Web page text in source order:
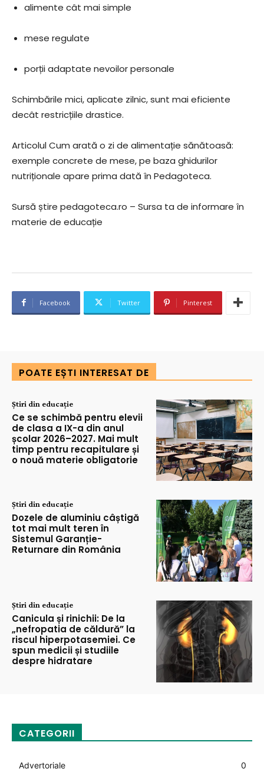
alimente cât mai simple
mese regulate
porții adaptate nevoilor personale
Schimbările mici, aplicate zilnic, sunt mai eficiente
decât restricțiile drastice.
Articolul Cum arată o zi de alimentație sănătoasă:
exemple concrete de mese, pe baza ghidurilor
nutriționale apare prima dată în Pedagoteca.
Sursă știre pedagoteca.ro – Sursa ta de informare în
materie de educație
Facebook Twitter Pinterest
POATE EȘTI INTERESAT DE
Știri din educație
Ce se schimbă pentru elevii
de clasa a IX-a din anul
școlar 2026–2027. Mai mult
timp pentru recapitulare și
o nouă materie obligatorie
Știri din educație
Dozele de aluminiu câștigă
tot mai mult teren în
Sistemul Garanție-
Returnare din România
Știri din educație
Canicula și rinichii: De la
„nefropatia de căldură” la
riscul hiperpotasemiei. Ce
spun medicii și studiile
despre hidratare
CATEGORII
Advertoriale 0